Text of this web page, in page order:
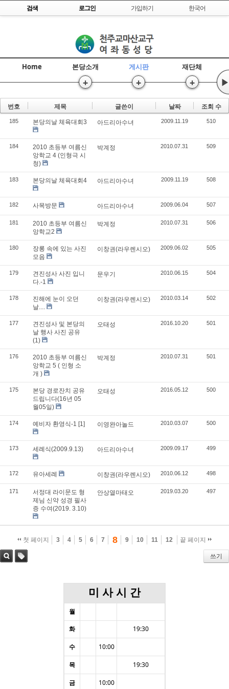
Skip to content
검색 로그인 가입하기 한국어
Home 본당소개
+
게시판
+
재단체
+ ▶
번호 제목 글쓴이 날짜 조회 수
185 본당의날 체육대회3 아드리아수녀 2009.11.19 510
184
2010 초등부 여름신
앙학교 4 (인형극 시
청)
박계정 2010.07.31 509
183 본당의날 체육대회4 아드리아수녀 2009.11.19 508
182 사목방문 아드리아수녀 2009.06.04 507
181
2010 초등부 여름신
앙학교2
박계정 2010.07.31 506
180
장롱 속에 있는 사진
모음
이창권(라우렌시오) 2009.06.02 505
179
견진성사 사진 입니
다.-1
문우기 2010.06.15 504
178
진해에 눈이 오던
날....
이창권(라우렌시오) 2010.03.14 502
177
견진성사 및 본당의
날 행사 사진 공유
(1)
오태성 2016.10.20 501
176
2010 초등부 여름신
앙학교 5 ( 인형 소
개 )
박계정 2010.07.31 501
175
본당 경로잔치 공유
드립니다(16년 05
월05일)
오태성 2016.05.12 500
174 예비자 환영식-1 [1] 이영완아놀드 2010.03.07 500
173 세례식(2009.9.13) 아드리아수녀 2009.09.17 499
172 유아세례 이창권(라우렌시오) 2010.06.12 498
171
서정대 라이문도 형
제님 신약 성경 필사
증 수여(2019. 3.10)
안상열마태오 2019.03.20 497
첫 페이지 3 4 5 6 7 8 9 10 11 12 끝 페이지
쓰기
미 사 시 간
월
화
19:30
수 10:00
목 19:30
금 10:00